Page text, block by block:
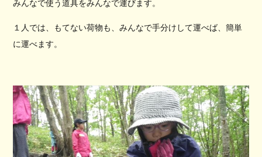
みんなで使う道具をみんなで運びます。
１人では、もてない荷物も、みんなで手分けして運べば、簡単
に運べます。